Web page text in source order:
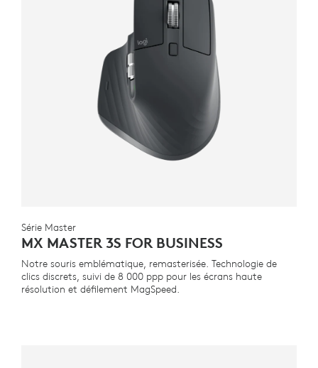
Série Master
MX MASTER 3S FOR BUSINESS
Notre souris emblématique, remasterisée. Technologie de
clics discrets, suivi de 8 000 ppp pour les écrans haute
résolution et défilement MagSpeed.